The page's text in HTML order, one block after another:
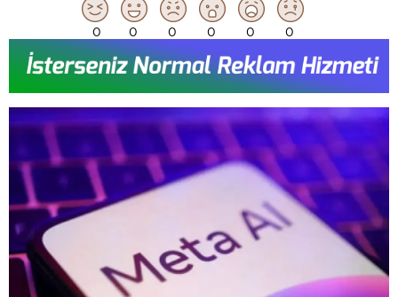
0 0 0 0 0 0